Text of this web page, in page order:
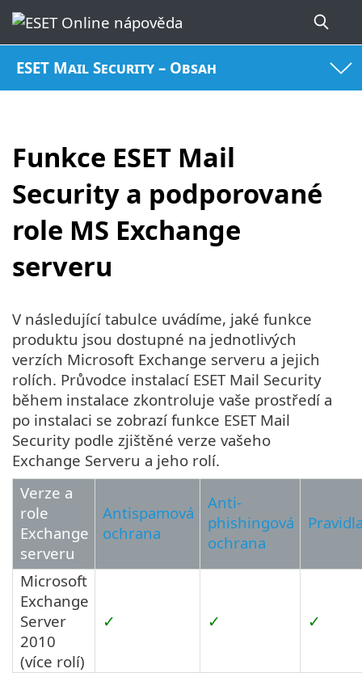
ESET Mail Security – Obsah
Funkce ESET Mail
Security a podporované
role MS Exchange
serveru
V následující tabulce uvádíme, jaké funkce
produktu jsou dostupné na jednotlivých
verzích Microsoft Exchange serveru a jejich
rolích. Průvodce instalací ESET Mail Security
během instalace zkontroluje vaše prostředí a
po instalaci se zobrazí funkce ESET Mail
Security podle zjištěné verze vašeho
Exchange Serveru a jeho rolí.
Verze a
role
Exchange
serveru
Antispamová
ochrana
Anti-
phishingová
ochrana
Microsoft
Exchange
Server
2010
(více rolí)
✓ ✓ ✓